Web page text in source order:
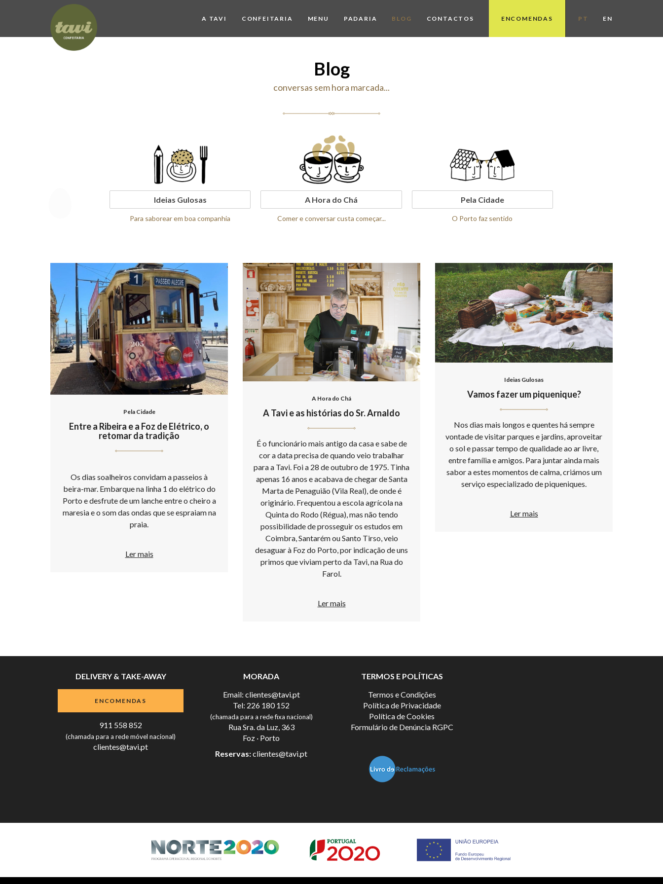
A TAVI CONFEITARIA MENU PADARIA BLOG CONTACTOS ENCOMENDAS PT EN
Blog
conversas sem hora marcada...
Ideias Gulosas
Para saborear em boa companhia
A Hora do Chá
Comer e conversar custa começar...
Pela Cidade
O Porto faz sentido
Pela Cidade
Entre a Ribeira e a Foz de Elétrico, o
retomar da tradição
Os dias soalheiros convidam a passeios à
beira-mar. Embarque na linha 1 do elétrico do
Porto e desfrute de um lanche entre o cheiro a
maresia e o som das ondas que se espraiam na
praia.
Ler mais
A Hora do Chá
A Tavi e as histórias do Sr. Arnaldo
É o funcionário mais antigo da casa e sabe de
cor a data precisa de quando veio trabalhar
para a Tavi. Foi a 28 de outubro de 1975. Tinha
apenas 16 anos e acabava de chegar de Santa
Marta de Penaguião (Vila Real), de onde é
originário. Frequentou a escola agrícola na
Quinta do Rodo (Régua), mas não tendo
possibilidade de prosseguir os estudos em
Coimbra, Santarém ou Santo Tirso, veio
desaguar à Foz do Porto, por indicação de uns
primos que viviam perto da Tavi, na Rua do
Farol.
Ler mais
Ideias Gulosas
Vamos fazer um piquenique?
Nos dias mais longos e quentes há sempre
vontade de visitar parques e jardins, aproveitar
o sol e passar tempo de qualidade ao ar livre,
entre família e amigos. Para juntar ainda mais
sabor a estes momentos de calma, criámos um
serviço especializado de piqueniques.
Ler mais
DELIVERY & TAKE-AWAY
ENCOMENDAS
911 558 852
(chamada para a rede móvel nacional)
clientes@tavi.pt
MORADA
Email: clientes@tavi.pt
Tel: 226 180 152
(chamada para a rede fixa nacional)
Rua Sra. da Luz, 363
Foz · Porto
Reservas:clientes@tavi.pt
TERMOS E POLÍTICAS
Termos e Condições
Política de Privacidade
Política de Cookies
Formulário de Denúncia RGPC